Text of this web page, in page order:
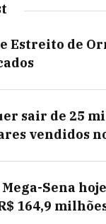
Estreito de
sair de 25
vendidos
Sena
164,9